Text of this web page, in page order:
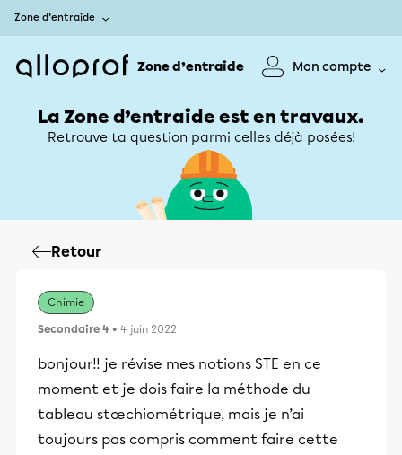
Zone d’entraide
Zone d’entraide Mon compte
La Zone d’entraide est en travaux.
Retrouve ta question parmi celles déjà posées!
Retour
Chimie
Secondaire 4 • 4 juin 2022
bonjour!! je révise mes notions STE en ce
moment et je dois faire la méthode du
tableau stœchiométrique, mais je n’ai
toujours pas compris comment faire cette